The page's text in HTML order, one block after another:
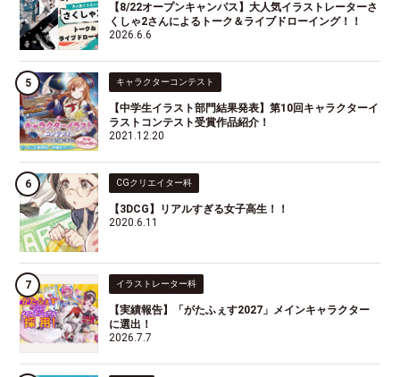
【8/22オープンキャンパス】大人気イラストレーターさ
くしゃ2さんによるトーク＆ライブドローイング！！
2026.6.6
キャラクターコンテスト
【中学生イラスト部門結果発表】第10回キャラクターイ
ラストコンテスト受賞作品紹介！
2021.12.20
CGクリエイター科
【3DCG】リアルすぎる女子高生！！
2020.6.11
イラストレーター科
【実績報告】「がたふぇす2027」メインキャラクター
に選出！
2026.7.7